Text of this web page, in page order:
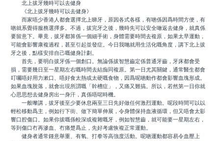
北上拔牙幾時可以去健身
《北上拔牙幾時可以去健身》
而家唔少香港人都會選擇北上睇牙，原因各式各樣，有啲係因爲時間方便，有
啲就系覺得服務選擇多。不過，拔完牙之後，幾時先可以安全噉返去健身，就真係
要留意下。畢竟，拔牙都算係一個細手術，身體需要時間去複原，如果太早運動，
可能會影響康複過程，甚至引起並發症。今日我哋就用生活化嘅角度，講下北上拔
牙之後，點樣安排自己嘅健身計劃。
首先，要明白拔牙係一個創口。無論係拔智慧齒定係普通牙齒，牙床都會受
損，需要幾日至一星期左右嘅時間去結痂同複原。第一日尤其關鍵，通常醫生都會
叮囑唔好用力漱口、唔好食太熱或太硬嘅食物，因爲呢啲動作都會影響血塊形成。
如果血塊脫落，就會出現所謂嘅「幹槽症」，又痛又難搞。所以，若然第一日你就
心思思想去健身房出一身汗，真係唔啱時機。
一般嚟講，拔牙後至少要休息兩至三日先好做任何激烈運動。呢段時間可以以
輕松移動爲主，例如行下街、做下簡單伸展，令身體保持血液循環，但又唔會太影
響口腔傷口。如果你拔嘅係較深或複雜嘅牙，例如智慧齒，就可能要一星期左右，
等到傷口冇再滲血、冇痛楚爲止，先好考慮恢複正常運動。
健身者通常鍾意舉重、有氧、打拳等高強度活動。呢啲運動都容易令血壓上